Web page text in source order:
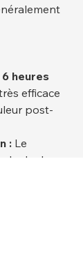
6 heures
efficace
post-
: Le
la douleur